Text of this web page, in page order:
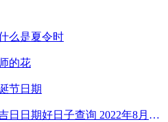
么是夏令时
的花
节日期
2022年8月移财神最佳吉日日期好日子查询 2022年8月移财神吉日一览